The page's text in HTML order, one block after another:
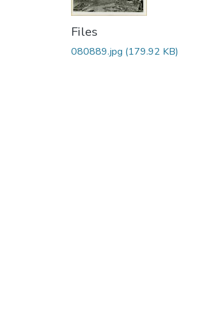
Files
080889.jpg (179.92 KB)